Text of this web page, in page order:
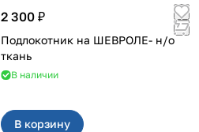
2 300 ₽
Подлокотник на ШЕВРОЛЕ- н/о
ткань
В наличии
В корзину